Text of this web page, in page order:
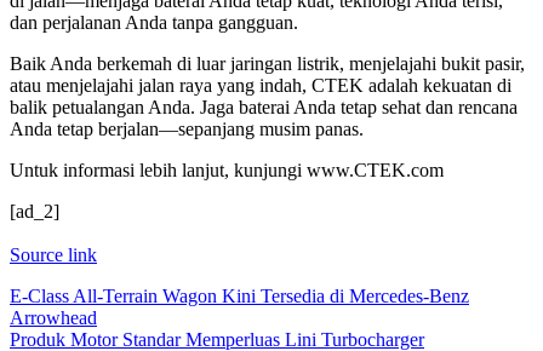
dan perjalanan Anda tanpa gangguan.
Baik Anda berkemah di luar jaringan listrik, menjelajahi bukit pasir,
atau menjelajahi jalan raya yang indah, CTEK adalah kekuatan di
balik petualangan Anda. Jaga baterai Anda tetap sehat dan rencana
Anda tetap berjalan—sepanjang musim panas.
Untuk informasi lebih lanjut, kunjungi www.CTEK.com
[ad_2]
Source link
Post
navigation
E-Class All-Terrain Wagon Kini Tersedia di Mercedes-Benz
Arrowhead
Produk Motor Standar Memperluas Lini Turbocharger